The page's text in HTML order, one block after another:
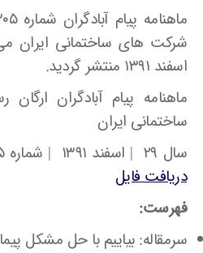
اسفند ۱۳۹۱ منتشر گردید.
ماهنامه پیام آبادگران
ساختمانی ایران
سال ۲۹ | اسفند ۱۳۹۱ | شماره ۳۰۵ | دور جدید ۷۵ |
دریافت فایل
فهرست:
سرمقاله: بیاییم با حل مشکل